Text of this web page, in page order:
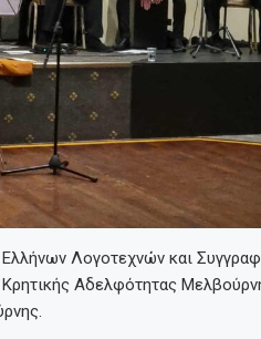
Λογοτεχνών και
Αδελφότητας